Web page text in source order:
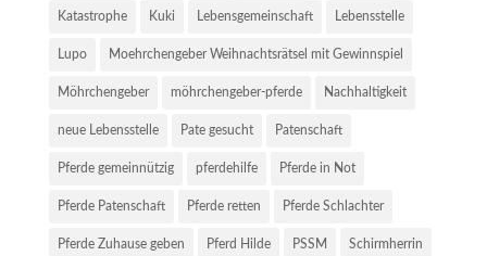
Katastrophe Kuki Lebensgemeinschaft Lebensstelle
Lupo Moehrchengeber Weihnachtsrätsel mit Gewinnspiel
Möhrchengeber möhrchengeber-pferde Nachhaltigkeit
neue Lebensstelle Pate gesucht Patenschaft
Pferde gemeinnützig pferdehilfe Pferde in Not
Pferde Patenschaft Pferde retten Pferde Schlachter
Pferde Zuhause geben Pferd Hilde PSSM Schirmherrin